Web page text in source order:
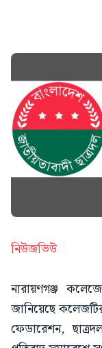
নিউজভিউ
নারায়ণগঞ্জ
জানিয়েছে
ফেডারেশন,